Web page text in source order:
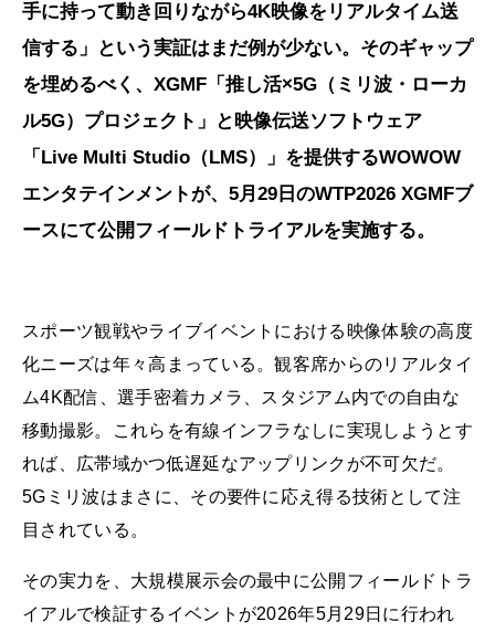
手に持って動き回りながら4K映像をリアルタイム送
信する」という実証はまだ例が少ない。そのギャップ
を埋めるべく、XGMF「推し活×5G（ミリ波・ローカ
ル5G）プロジェクト」と映像伝送ソフトウェア
「Live Multi Studio（LMS）」を提供するWOWOW
エンタテインメントが、5月29日のWTP2026 XGMFブ
ースにて公開フィールドトライアルを実施する。
スポーツ観戦やライブイベントにおける映像体験の高度
化ニーズは年々高まっている。観客席からのリアルタイ
ム4K配信、選手密着カメラ、スタジアム内での自由な
移動撮影。これらを有線インフラなしに実現しようとす
れば、広帯域かつ低遅延なアップリンクが不可欠だ。
5Gミリ波はまさに、その要件に応え得る技術として注
目されている。
その実力を、大規模展示会の最中に公開フィールドトラ
イアルで検証するイベントが2026年5月29日に行われ